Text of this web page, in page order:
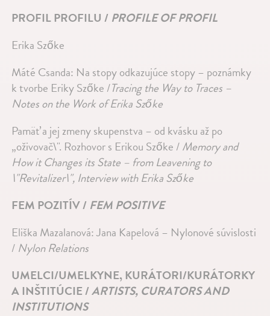
PROFIL PROFILU / PROFILE OF PROFIL
Erika Szőke
Máté Csanda: Na stopy odkazujúce stopy – poznámky
k tvorbe Eriky Szőke /Tracing the Way to Traces –
Notes on the Work of Erika Szőke
Pamäť a jej zmeny skupenstva – od kvásku až po
„oživovač\". Rozhovor s Erikou Szőke /Memory and
How it Changes its State – from Leavening to
\"Revitalizer\", Interview with Erika Szőke
FEM POZITÍV / FEM POSITIVE
Eliška Mazalanová: Jana Kapelová – Nylonové súvislosti
/ Nylon Relations
UMELCI/UMELKYNE, KURÁTORI/KURÁTORKY
A INŠTITÚCIE /ARTISTS, CURATORS AND
INSTITUTIONS